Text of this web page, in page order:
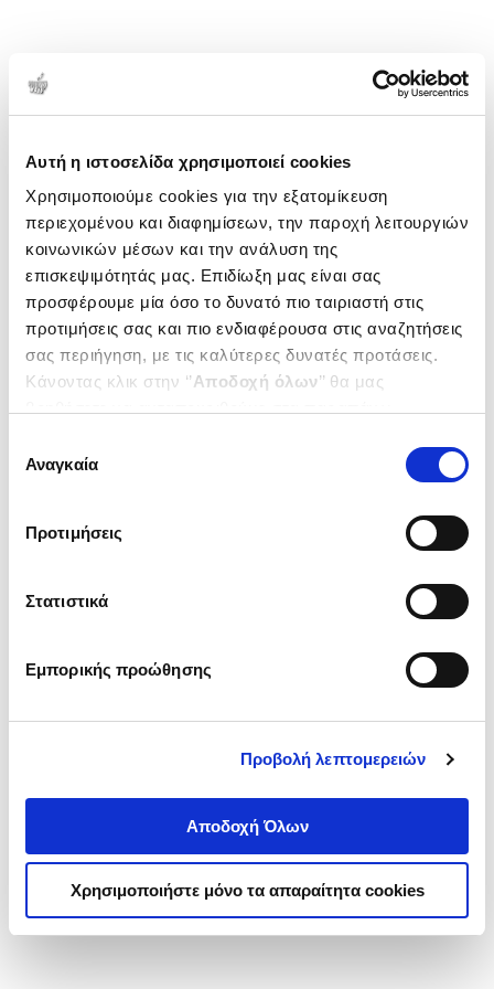
Αυτή η ιστοσελίδα χρησιμοποιεί cookies
Χρησιμοποιούμε cookies για την εξατομίκευση
περιεχομένου και διαφημίσεων, την παροχή λειτουργιών
κοινωνικών μέσων και την ανάλυση της
επισκεψιμότητάς μας. Επιδίωξη μας είναι σας
προσφέρουμε μία όσο το δυνατό πιο ταιριαστή στις
προτιμήσεις σας και πιο ενδιαφέρουσα στις αναζητήσεις
σας περιήγηση, με τις καλύτερες δυνατές προτάσεις.
Κάνοντας κλικ στην ‘’Αποδοχή όλων’’ θα μας
ενδιαφέρουν και να επιλέξετε από τα παρακάτω με την
΄΄και να ενημερωθείτε σχετικά με
συγκατάθεσης
Αναγκαία
Προτιμήσεις
Στατιστικά
Εμπορικής προώθησης
Προβολή λεπτομερειών
Αποδοχή Όλων
Χρησιμοποιήστε μόνο τα απαραίτητα cookies